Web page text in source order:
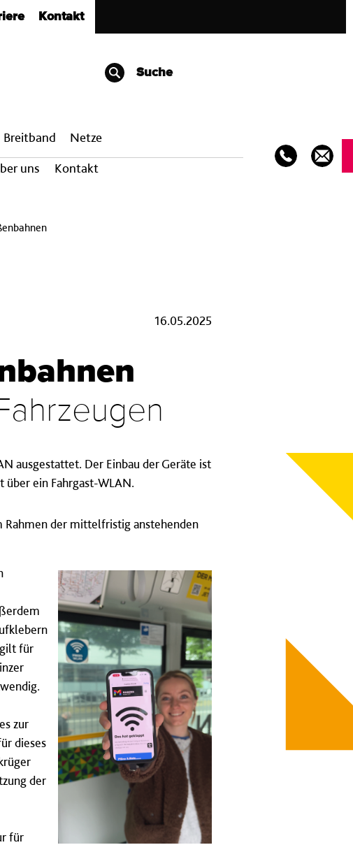
Kontakt
Suche
uns Kontakt
Breit­band Netze
16.05.2025
ausgestattet. Der Einbau der Geräte ist
über ein Fahrgast-WLAN.
Rahmen der mittelfristig anstehenden
für
zur
dieses
der
für